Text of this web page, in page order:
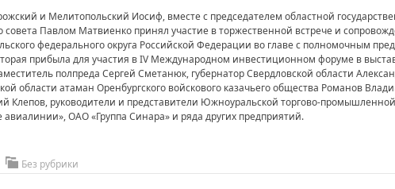
и Мелитопольский Иосиф, вместе с председателем областной
совета Павлом Матвиенко принял участие в торжественной встрече и
федерального округа Российской Федерации во главе с полномочным
прибыла для участия в IV Международном инвестиционном форуме в
полпреда Сергей Сметанюк, губернатор Свердловской области
области атаман Оренбургского войскового казачьего общества Романов
Клепов, руководители и представители Южноуральской торгово-
ОАО «Группа Синара» и ряда других предприятий.
Без рубрики